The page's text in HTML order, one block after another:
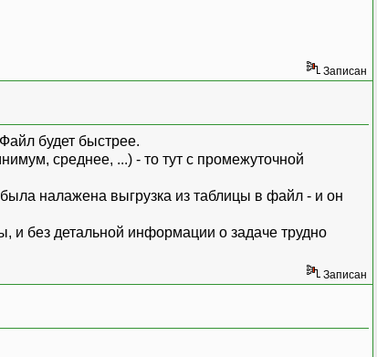
Записан
будет быстрее.
среднее, ...) - то тут с промежуточной
налажена выгрузка из таблицы в файл - и он
и без детальной информации о задаче трудно
Записан